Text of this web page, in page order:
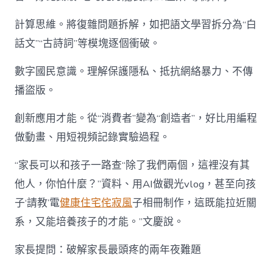
計算思維。將復雜問題拆解，如把語文學習拆分為“白
話文”“古詩詞”等模塊逐個衝破。
數字國民意識。理解保護隱私、抵抗網絡暴力、不傳
播盜版。
創新應用才能。從“消費者”變為“創造者”，好比用編程
做動畫、用短視頻記錄實驗過程。
“家長可以和孩子一路查“除了我們兩個，這裡沒有其
他人，你怕什麼？”資料、用AI做觀光vlog，甚至向孩
子‘請教’電健康住宅侘寂風子相冊制作，這既能拉近關
系，又能培養孩子的才能。”文慶說。
家長提問：破解家長最頭疼的兩年夜難題